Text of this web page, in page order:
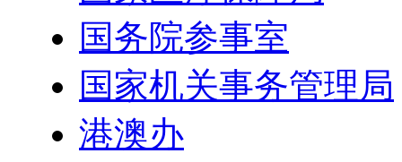
国务院参事室
国家机关事务管理局
港澳办